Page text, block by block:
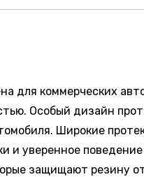
для коммерческих
Особый дизайн
Широкие
и уверенное
защищают резину